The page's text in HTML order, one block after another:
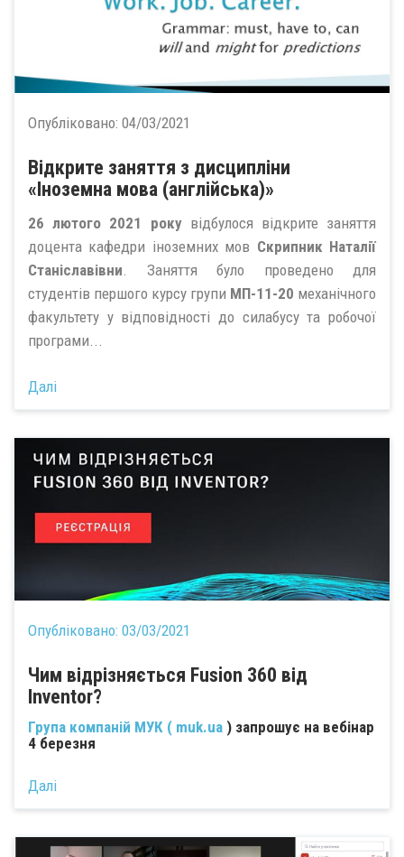
Опубліковано: 04/03/2021
Відкрите заняття з дисципліни
«Іноземна мова (англійська)»
26 лютого 2021 рокувідбулося відкрите заняття
доцента кафедри іноземних мов Скрипник Наталії
Станіславівни. Заняття було проведено для
студентів першого курсу групи МП-11-20 механічного
факультету у відповідності до силабусу та робочої
програми...
Далі
Опубліковано: 03/03/2021
Чим відрізняється Fusion 360 від
Inventor?
Група компаній МУК ( muk.ua ) запрошує на вебінар
4 березня
Далі